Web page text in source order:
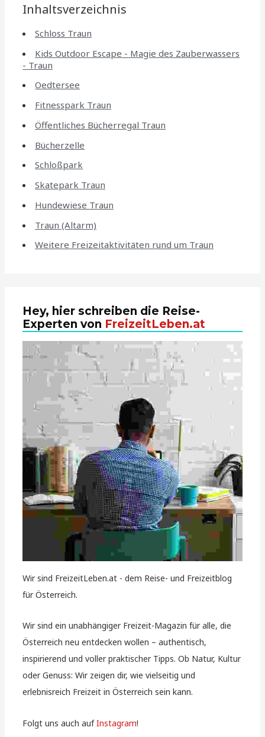
Inhaltsverzeichnis
Schloss Traun
Kids Outdoor Escape - Magie des Zauberwassers
- Traun
Oedtersee
Fitnesspark Traun
Öffentliches Bücherregal Traun
Bücherzelle
Schloßpark
Skatepark Traun
Hundewiese Traun
Traun (Altarm)
Weitere Freizeitaktivitäten rund um Traun
Hey, hier schreiben die Reise-
Experten von FreizeitLeben.at
Wir sind FreizeitLeben.at - dem Reise- und Freizeitblog
für Österreich.
Wir sind ein unabhängiger Freizeit-Magazin für alle, die
Österreich neu entdecken wollen – authentisch,
inspirierend und voller praktischer Tipps. Ob Natur, Kultur
oder Genuss: Wir zeigen dir, wie vielseitig und
erlebnisreich Freizeit in Österreich sein kann.
Folgt uns auch aufInstagram!